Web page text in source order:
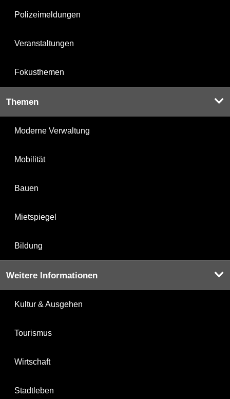
Polizeimeldungen
Veranstaltungen
Fokusthemen
Themen
Moderne Verwaltung
Mobilität
Bauen
Mietspiegel
Bildung
Weitere Informationen
Kultur & Ausgehen
Tourismus
Wirtschaft
Stadtleben